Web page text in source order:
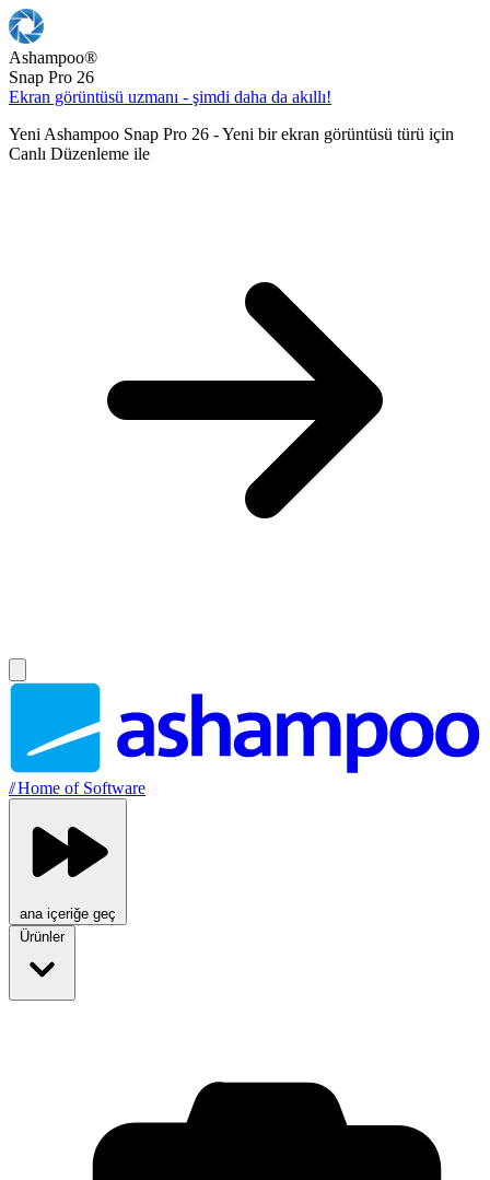
Ashampoo®
Snap Pro 26
Ekran görüntüsü uzmanı - şimdi daha da akıllı!
Yeni Ashampoo Snap Pro 26 - Yeni bir ekran görüntüsü türü için
Canlı Düzenleme ile
//Home of Software
ana içeriğe geç
Ürünler